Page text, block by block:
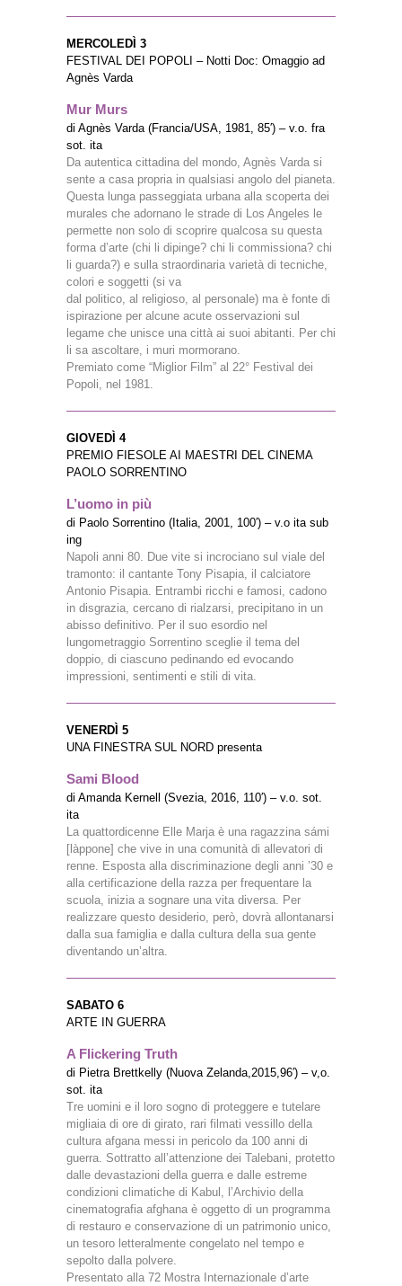
MERCOLEDÌ 3
FESTIVAL DEI POPOLI – Notti Doc: Omaggio ad
Agnès Varda
Mur Murs
di Agnès Varda (Francia/USA, 1981, 85′) – v.o. fra
sot. ita
Da autentica cittadina del mondo, Agnès Varda si
sente a casa propria in qualsiasi angolo del pianeta.
Questa lunga passeggiata urbana alla scoperta dei
murales che adornano le strade di Los Angeles le
permette non solo di scoprire qualcosa su questa
forma d’arte (chi li dipinge? chi li commissiona? chi
li guarda?) e sulla straordinaria varietà di tecniche,
colori e soggetti (si va
dal politico, al religioso, al personale) ma è fonte di
ispirazione per alcune acute osservazioni sul
legame che unisce una città ai suoi abitanti. Per chi
li sa ascoltare, i muri mormorano.
Premiato come “Miglior Film” al 22° Festival dei
Popoli, nel 1981.
GIOVEDÌ 4
PREMIO FIESOLE AI MAESTRI DEL CINEMA
PAOLO SORRENTINO
L’uomo in più
di Paolo Sorrentino (Italia, 2001, 100′) – v.o ita sub
ing
Napoli anni 80. Due vite si incrociano sul viale del
tramonto: il cantante Tony Pisapia, il calciatore
Antonio Pisapia. Entrambi ricchi e famosi, cadono
in disgrazia, cercano di rialzarsi, precipitano in un
abisso definitivo. Per il suo esordio nel
lungometraggio Sorrentino sceglie il tema del
doppio, di ciascuno pedinando ed evocando
impressioni, sentimenti e stili di vita.
VENERDÌ 5
UNA FINESTRA SUL NORD presenta
Sami Blood
di Amanda Kernell (Svezia, 2016, 110′) – v.o. sot.
ita
La quattordicenne Elle Marja è una ragazzina sámi
[làppone] che vive in una comunità di allevatori di
renne. Esposta alla discriminazione degli anni ’30 e
alla certificazione della razza per frequentare la
scuola, inizia a sognare una vita diversa. Per
realizzare questo desiderio, però, dovrà allontanarsi
dalla sua famiglia e dalla cultura della sua gente
diventando un’altra.
SABATO 6
ARTE IN GUERRA
A Flickering Truth
di Pietra Brettkelly (Nuova Zelanda,2015,96′) – v,o.
sot. ita
Tre uomini e il loro sogno di proteggere e tutelare
migliaia di ore di girato, rari filmati vessillo della
cultura afgana messi in pericolo da 100 anni di
guerra. Sottratto all’attenzione dei Talebani, protetto
dalle devastazioni della guerra e dalle estreme
condizioni climatiche di Kabul, l’Archivio della
cinematografia afghana è oggetto di un programma
di restauro e conservazione di un patrimonio unico,
un tesoro letteralmente congelato nel tempo e
sepolto dalla polvere.
Presentato alla 72 Mostra Internazionale d’arte